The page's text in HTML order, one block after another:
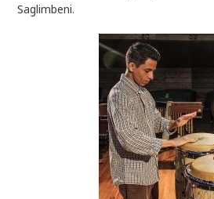
Saglimbeni.